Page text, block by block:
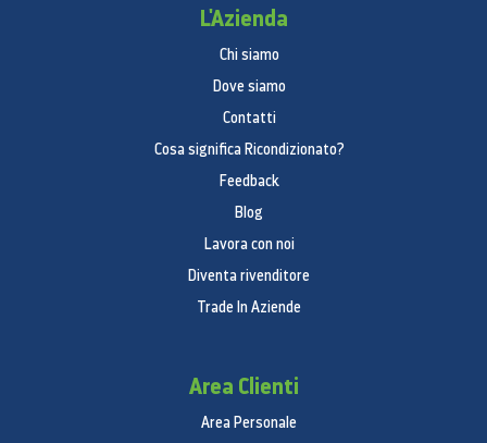
L'Azienda
Chi siamo
Dove siamo
Contatti
Cosa significa Ricondizionato?
Feedback
Blog
Lavora con noi
Diventa rivenditore
Trade In Aziende
Area Clienti
Area Personale